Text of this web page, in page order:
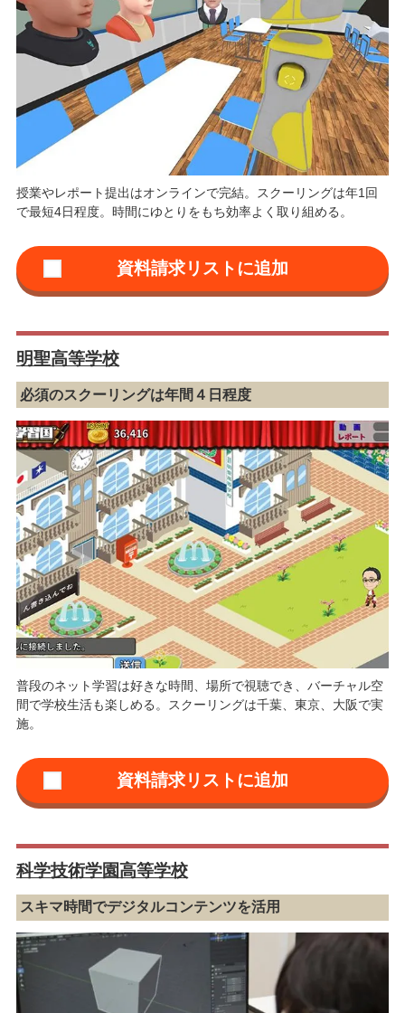
授業やレポート提出はオンラインで完結。スクーリングは年1回
で最短4日程度。時間にゆとりをもち効率よく取り組める。
明聖高等学校
必須のスクーリングは年間４日程度
普段のネット学習は好きな時間、場所で視聴でき、バーチャル空
間で学校生活も楽しめる。スクーリングは千葉、東京、大阪で実
施。
科学技術学園高等学校
スキマ時間でデジタルコンテンツを活用